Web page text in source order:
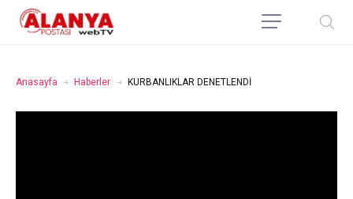
Anasayfa Haberler KURBANLIKLAR DENETLENDİ